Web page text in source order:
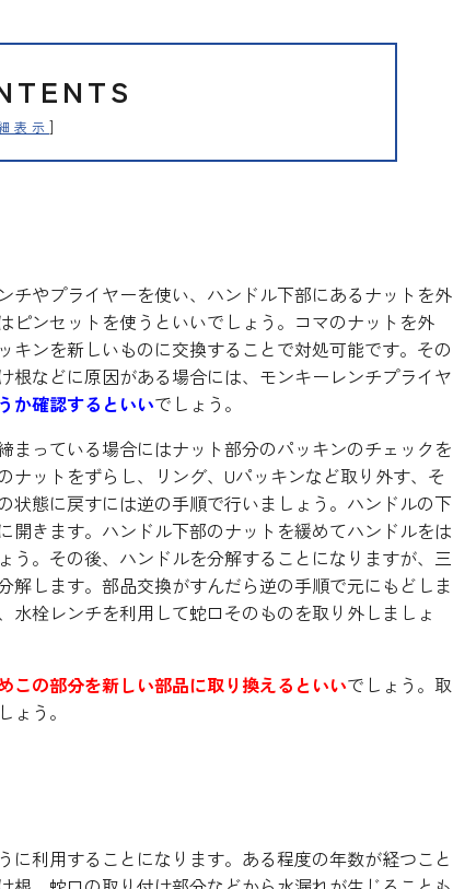
表示 ]
やプライヤーを使い、ハンドル下部にあるナットを外
ピンセットを使うといいでしょう。コマのナットを外
キンを新しいものに交換することで対処可能です。その
などに原因がある場合には、モンキーレンチプライヤ
か確認するといいでしょう。
っている場合にはナット部分のパッキンのチェックを
ナットをずらし、リング、Uパッキンなど取り外す、そ
態に戻すには逆の手順で行いましょう。ハンドルの下
きます。ハンドル下部のナットを緩めてハンドルをは
。その後、ハンドルを分解することになりますが、三
します。部品交換がすんだら逆の手順で元にもどしま
水栓レンチを利用して蛇口そのものを取り外しましょ
この部分を新しい部品に取り換えるといいでしょう。取
う。
利用することになります。ある程度の年数が経つこと